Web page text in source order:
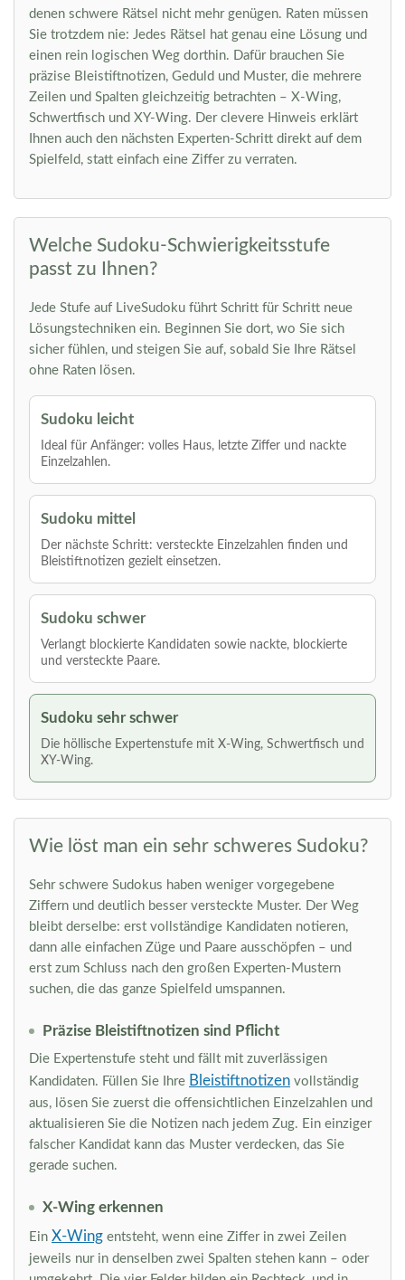
denen schwere Rätsel nicht mehr genügen. Raten müssen
Sie trotzdem nie: Jedes Rätsel hat genau eine Lösung und
einen rein logischen Weg dorthin. Dafür brauchen Sie
präzise Bleistiftnotizen, Geduld und Muster, die mehrere
Zeilen und Spalten gleichzeitig betrachten – X-Wing,
Schwertfisch und XY-Wing. Der clevere Hinweis erklärt
Ihnen auch den nächsten Experten-Schritt direkt auf dem
Spielfeld, statt einfach eine Ziffer zu verraten.
Welche Sudoku-Schwierigkeitsstufe
passt zu Ihnen?
Jede Stufe auf LiveSudoku führt Schritt für Schritt neue
Lösungstechniken ein. Beginnen Sie dort, wo Sie sich
sicher fühlen, und steigen Sie auf, sobald Sie Ihre Rätsel
ohne Raten lösen.
Sudoku leicht
Ideal für Anfänger: volles Haus, letzte Ziffer und nackte
Einzelzahlen.
Sudoku mittel
Der nächste Schritt: versteckte Einzelzahlen finden und
Bleistiftnotizen gezielt einsetzen.
Sudoku schwer
Verlangt blockierte Kandidaten sowie nackte, blockierte
und versteckte Paare.
Sudoku sehr schwer
Die höllische Expertenstufe mit X-Wing, Schwertfisch und
XY-Wing.
Wie löst man ein sehr schweres Sudoku?
Sehr schwere Sudokus haben weniger vorgegebene
Ziffern und deutlich besser versteckte Muster. Der Weg
bleibt derselbe: erst vollständige Kandidaten notieren,
dann alle einfachen Züge und Paare ausschöpfen – und
erst zum Schluss nach den großen Experten-Mustern
suchen, die das ganze Spielfeld umspannen.
Präzise Bleistiftnotizen sind Pflicht
Die Expertenstufe steht und fällt mit zuverlässigen
Kandidaten. Füllen Sie Ihre Bleistiftnotizen vollständig
aus, lösen Sie zuerst die offensichtlichen Einzelzahlen und
aktualisieren Sie die Notizen nach jedem Zug. Ein einziger
falscher Kandidat kann das Muster verdecken, das Sie
gerade suchen.
X-Wing erkennen
Ein X-Wing entsteht, wenn eine Ziffer in zwei Zeilen
jeweils nur in denselben zwei Spalten stehen kann – oder